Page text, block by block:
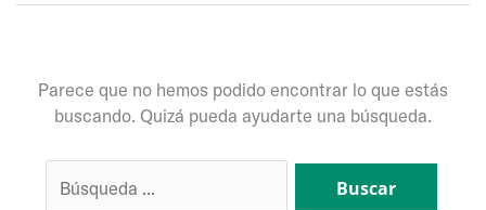
Parece que no hemos podido encontrar lo que estás
buscando. Quizá pueda ayudarte una búsqueda.
por: